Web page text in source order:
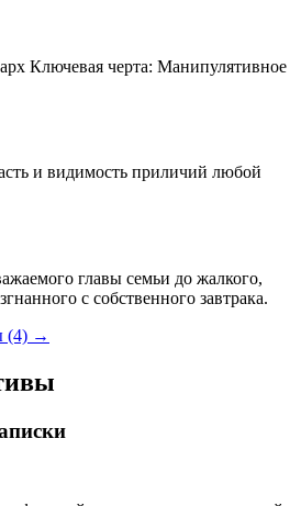
Ключевая черта: Манипулятивное
и видимость приличий любой
главы семьи до жалкого,
с собственного завтрака.
(4) →